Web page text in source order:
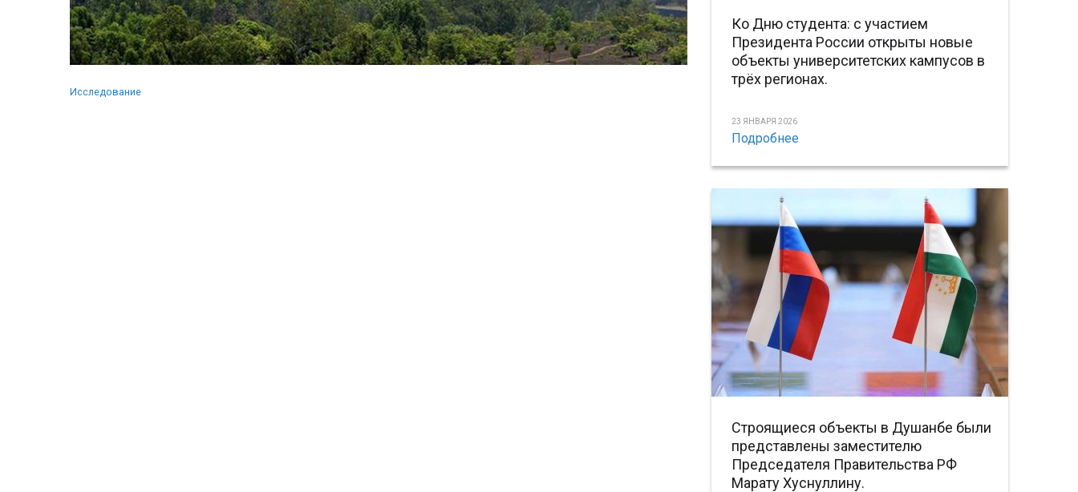
Исследование
Ко Дню студента: с участием
Президента России открыты новые
объекты университетских кампусов в
трёх регионах.
23 ЯНВАРЯ 2026
Подробнее
Строящиеся объекты в Душанбе были
представлены заместителю
Председателя Правительства РФ
Марату Хуснуллину.